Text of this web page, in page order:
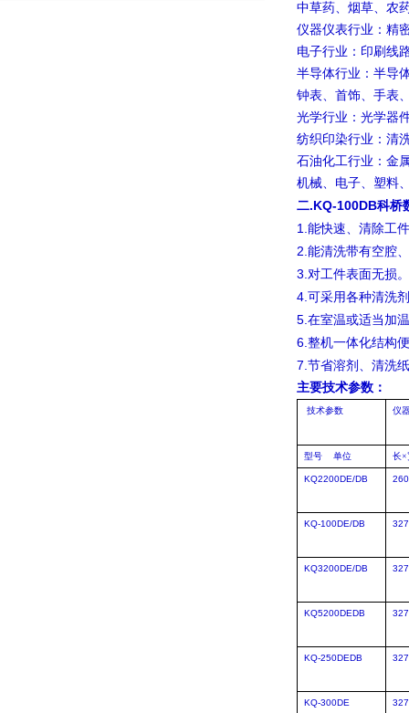
中草药、烟草、农
仪器仪表行业：精
电子行业：印刷线
半导体行业：半导
钟表、首饰、手表
光学行业：光学器
纺织印染行业：清
石油化工行业：金
机械、电子、塑料
二.KQ-100DB科桥
1. 能快速、清除工
2. 能清洗带有空腔
3. 对工件表面无损。
4. 可采用各种清洗
5. 在室温或适当加
6. 整机一体化结构
7. 节省溶剂、清洗
主要技术参数：
技术参数 仪
型号 单位 长×
KQ2200DE/DB 260
KQ-100DE/DB 327
KQ3200DE/DB 327
KQ5200DEDB 327
KQ-250DEDB 327
KQ-300DE 327